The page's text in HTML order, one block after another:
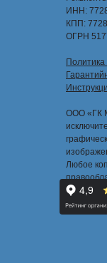
ИНН:
КПП:
ОГРН
Политика
ООО «ГК
Любое